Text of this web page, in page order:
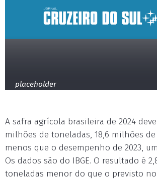
placeholder
A safra agrícola brasileira de 2024
milhões de toneladas, 18,6 milhões
menos que o desempenho de 2023,
Os dados são do IBGE. O resultado é
toneladas menor do que o previsto